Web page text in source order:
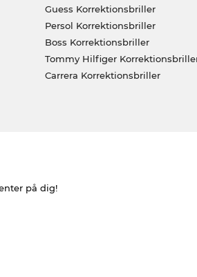
Guess Korrektionsbriller
Persol Korrektionsbriller
Boss Korrektionsbriller
Tommy Hilfiger
Carrera Korrektionsbriller
på dig!